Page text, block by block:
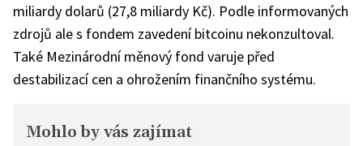
miliardy dolarů (27,8 miliardy Kč). Podle informovaných
zdrojů ale s fondem zavedení bitcoinu nekonzultoval.
Také Mezinárodní měnový fond varuje před
destabilizací cen a ohrožením finančního systému.
Mohlo by vás zajímat